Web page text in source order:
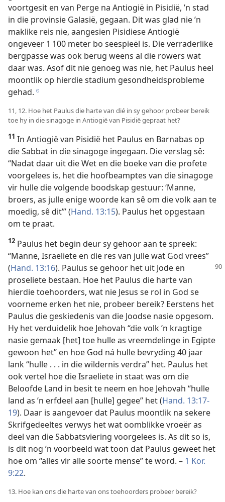
voortgesit en van Perge na Antiogië in Pisidië, ’n stad
in die provinsie Galasië, gegaan. Dit was glad nie ’n
maklike reis nie, aangesien Pisidiese Antiogië
ongeveer 1 100 meter bo seespieël is. Die verraderlike
bergpasse was ook berug weens al die rowers wat
daar was. Asof dit nie genoeg was nie, het Paulus heel
moontlik op hierdie stadium gesondheidsprobleme
gehad. h
11, 12. Hoe het Paulus die harte van dié in sy gehoor probeer bereik
toe hy in die sinagoge in Antiogië van Pisidië gepraat het?
11 In Antiogië van Pisidië het Paulus en Barnabas op
die Sabbat in die sinagoge ingegaan. Die verslag sê:
“Nadat daar uit die Wet en die boeke van die profete
voorgelees is, het die hoofbeamptes van die sinagoge
vir hulle die volgende boodskap gestuur: ‘Manne,
broers, as julle enige woorde kan sê om die volk aan te
moedig, sê dit’” (Hand. 13:15). Paulus het opgestaan
om te praat.
12 Paulus het begin deur sy gehoor aan te spreek:
“Manne, Israeliete en die res van julle wat God vrees”
(Hand. 13:16). Paulus se gehoor het uit Jode en
proseliete bestaan. Hoe het Paulus die harte van
hierdie toehoorders, wat nie Jesus se rol in God se
voorneme erken het nie, probeer bereik? Eerstens het
Paulus die geskiedenis van die Joodse nasie opgesom.
Hy het verduidelik hoe Jehovah “die volk ’n kragtige
nasie gemaak [het] toe hulle as vreemdelinge in Egipte
gewoon het” en hoe God ná hulle bevryding 40 jaar
lank “hulle . . . in die wildernis verdra” het. Paulus het
ook vertel hoe die Israeliete in staat was om die
Beloofde Land in besit te neem en hoe Jehovah “hulle
land as ’n erfdeel aan [hulle] gegee” het (Hand. 13:17-
19). Daar is aangevoer dat Paulus moontlik na sekere
Skrifgedeeltes verwys het wat oomblikke vroeër as
deel van die Sabbatsviering voorgelees is. As dit so is,
is dit nog ’n voorbeeld wat toon dat Paulus geweet het
hoe om “alles vir alle soorte mense” te word. – 1 Kor.
9:22.
13. Hoe kan ons die harte van ons toehoorders probeer bereik?